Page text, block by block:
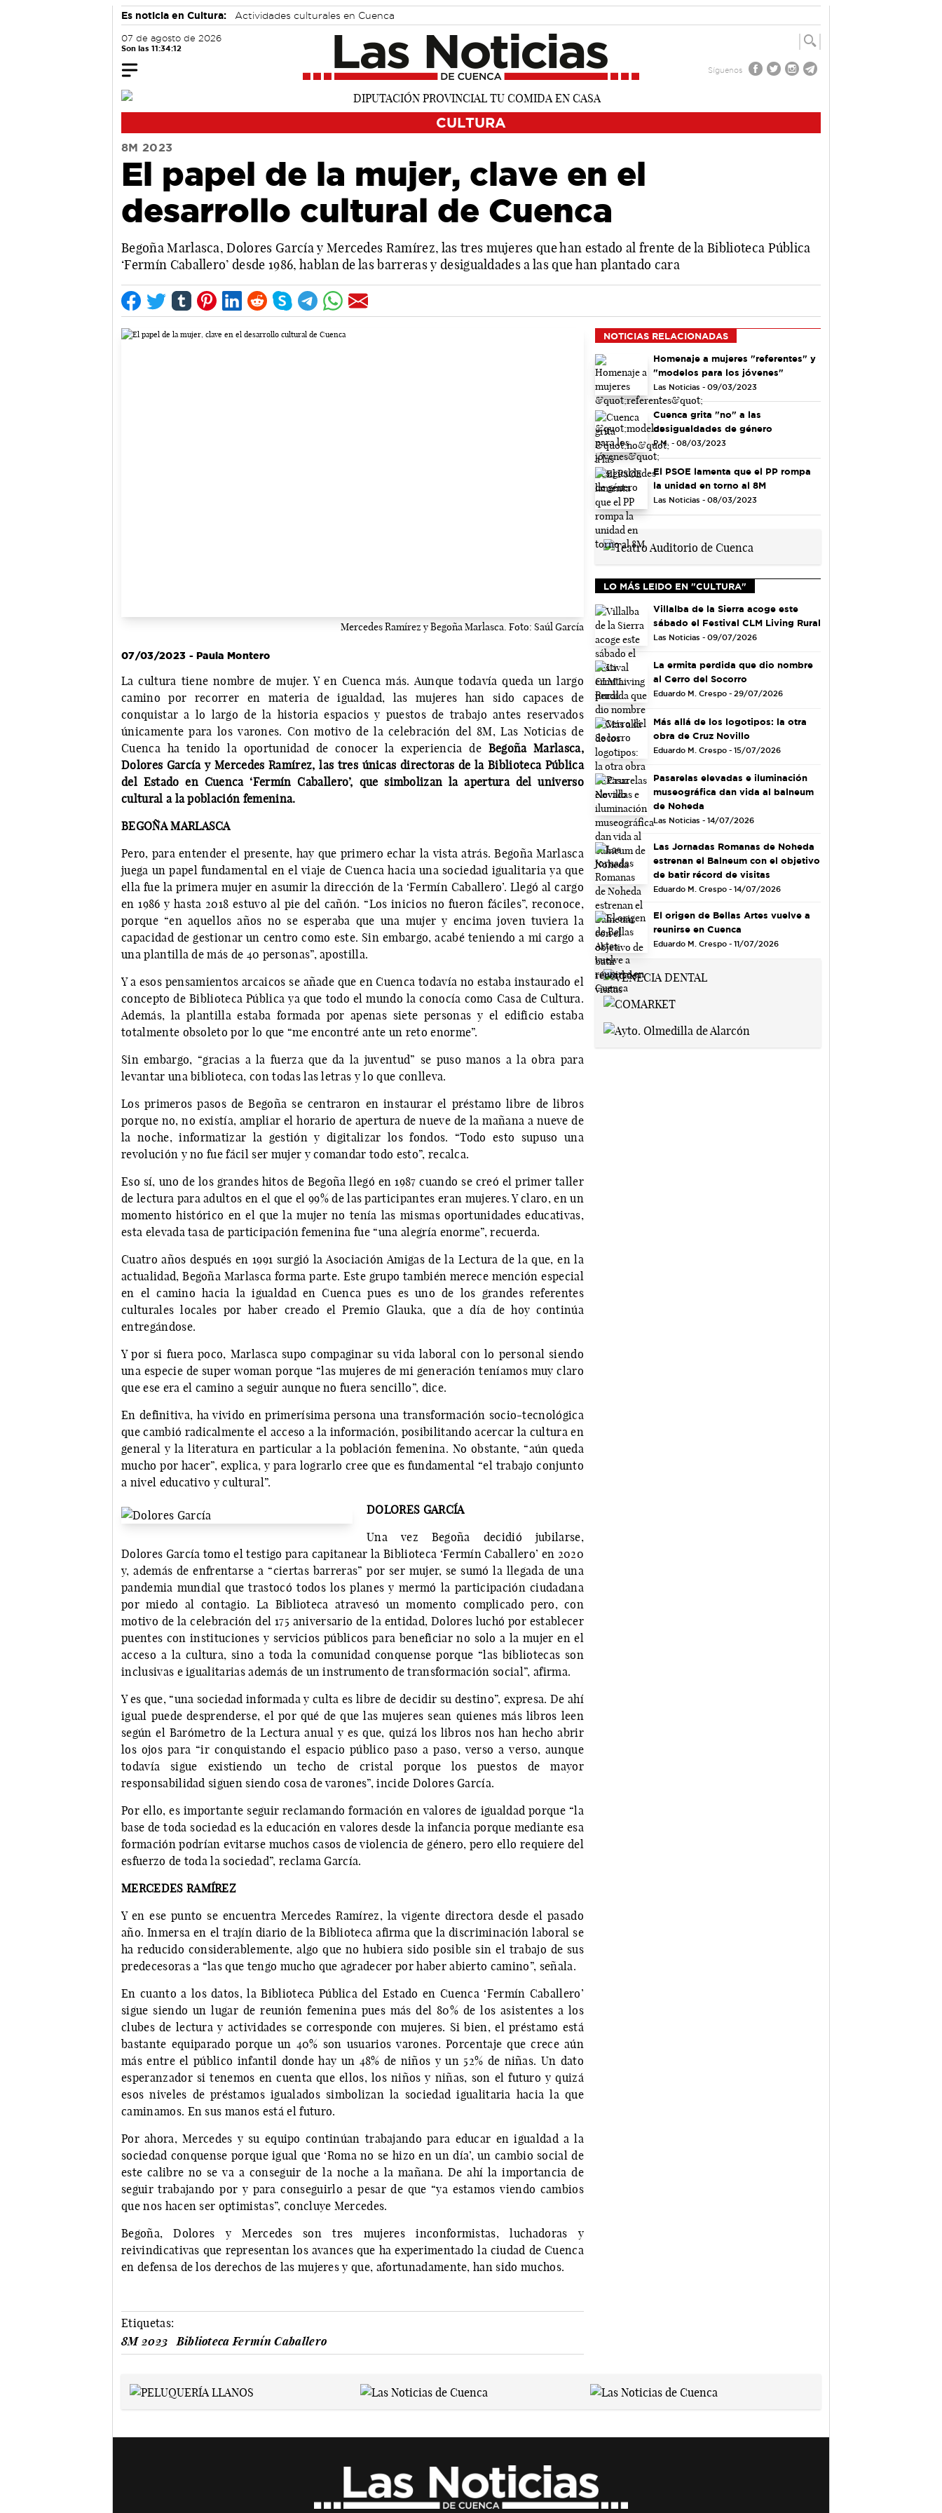
Es noticia en Cultura: Actividades culturales en Cuenca
07 de agosto de 2026
Son las 11:34:13
Síguenos
CULTURA
8M 2023
El papel de la mujer, clave en el
desarrollo cultural de Cuenca
Begoña Marlasca, Dolores García y Mercedes Ramírez, las tres mujeres que han estado al frente de la Biblioteca Pública
‘Fermín Caballero’ desde 1986, hablan de las barreras y desigualdades a las que han plantado cara
Mercedes Ramírez y Begoña Marlasca. Foto: Saúl García
07/03/2023 - Paula Montero
La cultura tiene nombre de mujer. Y en Cuenca más. Aunque todavía queda un largo
camino por recorrer en materia de igualdad, las mujeres han sido capaces de
conquistar a lo largo de la historia espacios y puestos de trabajo antes reservados
únicamente para los varones. Con motivo de la celebración del 8M, Las Noticias de
Cuenca ha tenido la oportunidad de conocer la experiencia de Begoña Marlasca,
Dolores García y Mercedes Ramírez, las tres únicas directoras de la Biblioteca Pública
del Estado en Cuenca ‘Fermín Caballero’, que simbolizan la apertura del universo
cultural a la población femenina.
BEGOÑA MARLASCA
Pero, para entender el presente, hay que primero echar la vista atrás. Begoña Marlasca
juega un papel fundamental en el viaje de Cuenca hacia una sociedad igualitaria ya que
ella fue la primera mujer en asumir la dirección de la ‘Fermín Caballero’. Llegó al cargo
en 1986 y hasta 2018 estuvo al pie del cañón. “Los inicios no fueron fáciles”, reconoce,
porque “en aquellos años no se esperaba que una mujer y encima joven tuviera la
capacidad de gestionar un centro como este. Sin embargo, acabé teniendo a mi cargo a
una plantilla de más de 40 personas”, apostilla.
Y a esos pensamientos arcaicos se añade que en Cuenca todavía no estaba instaurado el
concepto de Biblioteca Pública ya que todo el mundo la conocía como Casa de Cultura.
Además, la plantilla estaba formada por apenas siete personas y el edificio estaba
totalmente obsoleto por lo que “me encontré ante un reto enorme”.
Sin embargo, “gracias a la fuerza que da la juventud” se puso manos a la obra para
levantar una biblioteca, con todas las letras y lo que conlleva.
Los primeros pasos de Begoña se centraron en instaurar el préstamo libre de libros
porque no, no existía, ampliar el horario de apertura de nueve de la mañana a nueve de
la noche, informatizar la gestión y digitalizar los fondos. “Todo esto supuso una
revolución y no fue fácil ser mujer y comandar todo esto”, recalca.
Eso sí, uno de los grandes hitos de Begoña llegó en 1987 cuando se creó el primer taller
de lectura para adultos en el que el 99% de las participantes eran mujeres. Y claro, en un
momento histórico en el que la mujer no tenía las mismas oportunidades educativas,
esta elevada tasa de participación femenina fue “una alegría enorme”, recuerda.
Cuatro años después en 1991 surgió la Asociación Amigas de la Lectura de la que, en la
actualidad, Begoña Marlasca forma parte. Este grupo también merece mención especial
en el camino hacia la igualdad en Cuenca pues es uno de los grandes referentes
culturales locales por haber creado el Premio Glauka, que a día de hoy continúa
entregándose.
Y por si fuera poco, Marlasca supo compaginar su vida laboral con lo personal siendo
una especie de super woman porque “las mujeres de mi generación teníamos muy claro
que ese era el camino a seguir aunque no fuera sencillo”, dice.
En definitiva, ha vivido en primerísima persona una transformación socio-tecnológica
que cambió radicalmente el acceso a la información, posibilitando acercar la cultura en
general y la literatura en particular a la población femenina. No obstante, “aún queda
mucho por hacer”, explica, y para lograrlo cree que es fundamental “el trabajo conjunto
a nivel educativo y cultural”.
DOLORES GARCÍA
Una vez Begoña decidió jubilarse,
Dolores García tomo el testigo para capitanear la Biblioteca ‘Fermín Caballero’ en 2020
y, además de enfrentarse a “ciertas barreras” por ser mujer, se sumó la llegada de una
pandemia mundial que trastocó todos los planes y mermó la participación ciudadana
por miedo al contagio. La Biblioteca atravesó un momento complicado pero, con
motivo de la celebración del 175 aniversario de la entidad, Dolores luchó por establecer
puentes con instituciones y servicios públicos para beneficiar no solo a la mujer en el
acceso a la cultura, sino a toda la comunidad conquense porque “las bibliotecas son
inclusivas e igualitarias además de un instrumento de transformación social”, afirma.
Y es que, “una sociedad informada y culta es libre de decidir su destino”, expresa. De ahí
igual puede desprenderse, el por qué de que las mujeres sean quienes más libros leen
según el Barómetro de la Lectura anual y es que, quizá los libros nos han hecho abrir
los ojos para “ir conquistando el espacio público paso a paso, verso a verso, aunque
todavía sigue existiendo un techo de cristal porque los puestos de mayor
responsabilidad siguen siendo cosa de varones”, incide Dolores García.
Por ello, es importante seguir reclamando formación en valores de igualdad porque “la
base de toda sociedad es la educación en valores desde la infancia porque mediante esa
formación podrían evitarse muchos casos de violencia de género, pero ello requiere del
esfuerzo de toda la sociedad”, reclama García.
MERCEDES RAMÍREZ
Y en ese punto se encuentra Mercedes Ramírez, la vigente directora desde el pasado
año. Inmersa en el trajín diario de la Biblioteca afirma que la discriminación laboral se
ha reducido considerablemente, algo que no hubiera sido posible sin el trabajo de sus
predecesoras a “las que tengo mucho que agradecer por haber abierto camino”, señala.
En cuanto a los datos, la Biblioteca Pública del Estado en Cuenca ‘Fermín Caballero’
sigue siendo un lugar de reunión femenina pues más del 80% de los asistentes a los
clubes de lectura y actividades se corresponde con mujeres. Si bien, el préstamo está
bastante equiparado porque un 40% son usuarios varones. Porcentaje que crece aún
más entre el público infantil donde hay un 48% de niños y un 52% de niñas. Un dato
esperanzador si tenemos en cuenta que ellos, los niños y niñas, son el futuro y quizá
esos niveles de préstamos igualados simbolizan la sociedad igualitaria hacia la que
caminamos. En sus manos está el futuro.
Por ahora, Mercedes y su equipo continúan trabajando para educar en igualdad a la
sociedad conquense porque igual que ‘Roma no se hizo en un día’, un cambio social de
este calibre no se va a conseguir de la noche a la mañana. De ahí la importancia de
seguir trabajando por y para conseguirlo a pesar de que “ya estamos viendo cambios
que nos hacen ser optimistas”, concluye Mercedes.
Begoña, Dolores y Mercedes son tres mujeres inconformistas, luchadoras y
reivindicativas que representan los avances que ha experimentado la ciudad de Cuenca
en defensa de los derechos de las mujeres y que, afortunadamente, han sido muchos.
Etiquetas:
8M 2023
Biblioteca Fermín Caballero
NOTICIAS RELACIONADAS
Homenaje a mujeres "referentes" y
"modelos para los jóvenes"
Las Noticias - 09/03/2023
Cuenca grita "no" a las
desigualdades de género
P.M. - 08/03/2023
El PSOE lamenta que el PP rompa
la unidad en torno al 8M
Las Noticias - 08/03/2023
LO MÁS LEIDO EN "CULTURA"
Villalba de la Sierra acoge este
sábado el Festival CLM Living Rural
Las Noticias - 09/07/2026
La ermita perdida que dio nombre
al Cerro del Socorro
Eduardo M. Crespo - 29/07/2026
Más allá de los logotipos: la otra
obra de Cruz Novillo
Eduardo M. Crespo - 15/07/2026
Pasarelas elevadas e iluminación
museográfica dan vida al balneum
de Noheda
Las Noticias - 14/07/2026
Las Jornadas Romanas de Noheda
estrenan el Balneum con el objetivo
de batir récord de visitas
Eduardo M. Crespo - 14/07/2026
El origen de Bellas Artes vuelve a
reunirse en Cuenca
Eduardo M. Crespo - 11/07/2026